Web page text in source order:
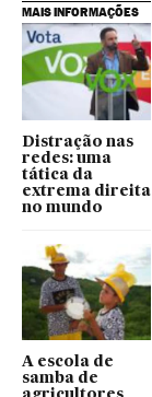
MAIS INFORMAÇÕES
Distração nas
redes: uma
tática da
extrema direita
no mundo
A escola de
samba de